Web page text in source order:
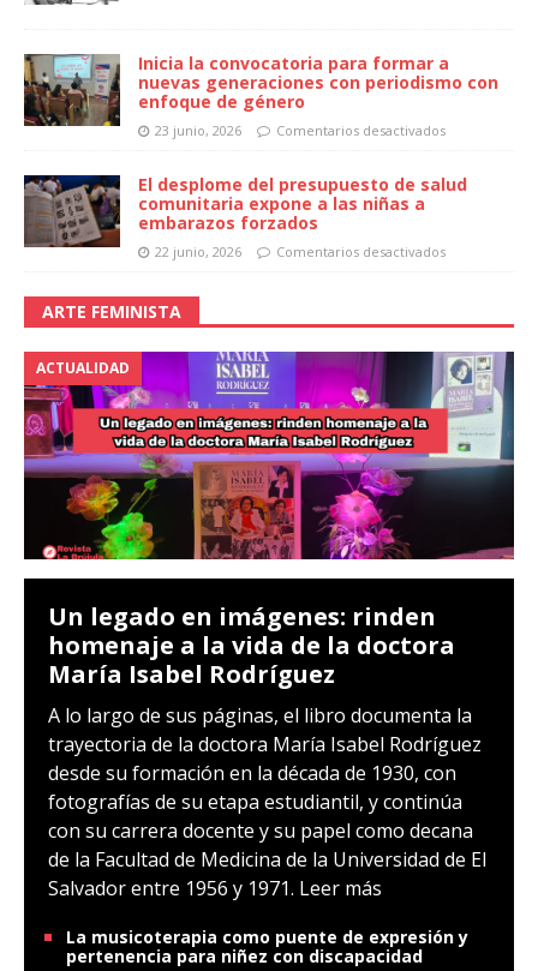
Inicia la convocatoria para formar a
nuevas generaciones con periodismo con
enfoque de género
23 junio, 2026 Comentarios desactivados
El desplome del presupuesto de salud
comunitaria expone a las niñas a
embarazos forzados
22 junio, 2026 Comentarios desactivados
ARTE FEMINISTA
ACTUALIDAD
Un legado en imágenes: rinden
homenaje a la vida de la doctora
María Isabel Rodríguez
A lo largo de sus páginas, el libro documenta la
trayectoria de la doctora María Isabel Rodríguez
desde su formación en la década de 1930, con
fotografías de su etapa estudiantil, y continúa
con su carrera docente y su papel como decana
de la Facultad de Medicina de la Universidad de El
Salvador entre 1956 y 1971. Leer más
La musicoterapia como puente de expresión y
pertenencia para niñez con discapacidad